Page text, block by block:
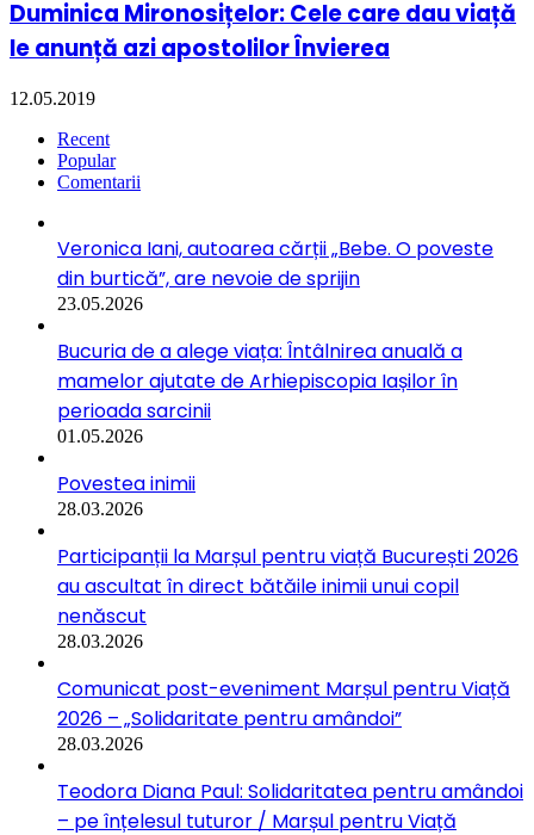
Duminica Mironosițelor: Cele care dau viață
le anunță azi apostolilor Învierea
12.05.2019
Recent
Popular
Comentarii
Veronica Iani, autoarea cărții „Bebe. O poveste
din burtică”, are nevoie de sprijin
23.05.2026
Bucuria de a alege viața: Întâlnirea anuală a
mamelor ajutate de Arhiepiscopia Iașilor în
perioada sarcinii
01.05.2026
Povestea inimii
28.03.2026
Participanții la Marșul pentru viață București 2026
au ascultat în direct bătăile inimii unui copil
nenăscut
28.03.2026
Comunicat post-eveniment Marșul pentru Viață
2026 – „Solidaritate pentru amândoi”
28.03.2026
Teodora Diana Paul: Solidaritatea pentru amândoi
– pe înțelesul tuturor / Marșul pentru Viață